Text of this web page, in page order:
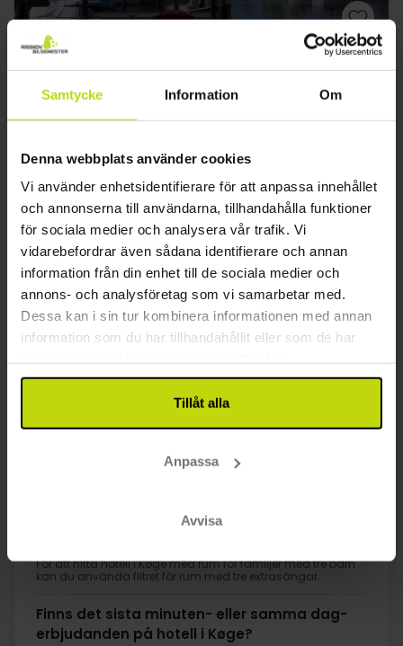
Samtycke Information Om
Denna webbplats använder cookies
Vi använder enhetsidentifierare för att anpassa innehållet
och annonserna till användarna, tillhandahålla funktioner
för sociala medier och analysera vår trafik. Vi
vidarebefordrar även sådana identifierare och annan
information från din enhet till de sociala medier och
annons- och analysföretag som vi samarbetar med.
Dessa kan i sin tur kombinera informationen med annan
information som du har tillhandahållit eller som de har
Tillåt alla
Anpassa
Avvisa
Upptäck Køge och Stevns Klint
Four Points Flex by Sheraton Køge
Inkl. 1 glas vin och parkering
2x övernattningar
2x frukostbuffé
1x 1 glas vin/öl/vatten
1x kaffe att ta med
2x Gratis parkering och internet
Se allt som ingår
Slutsåld sep pp 1599:-
Totalt 3198:-
okt
Totalt
Se mer
1
För att hitta hotell i Køge med rum för familjer med tre barn
kan du använda filtret för rum med tre extrasängar.
Finns det sista minuten- eller samma dag-
erbjudanden på hotell i Køge?